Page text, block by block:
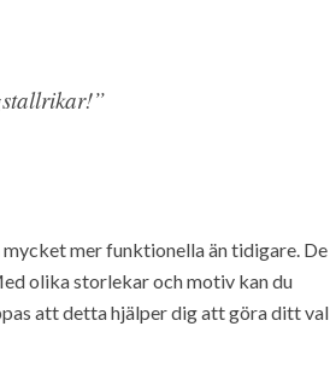
mer funktionella än tidigare. De
olika storlekar och motiv kan du
att detta hjälper dig att göra ditt val